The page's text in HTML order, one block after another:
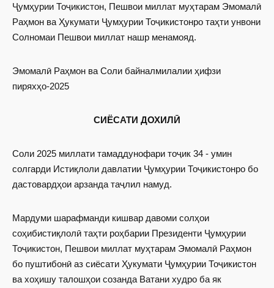
Ҷумҳурии Тоҷикистон, Пешвои миллат муҳтарам Эмомалӣ
Раҳмон ва Ҳукумати Ҷумҳурии Тоҷикистонро таҳти унвони
Солномаи Пешвои миллат нашр менамояд.
Эмомалӣ Раҳмон ва Соли байналмилалии ҳифзи
пиряхҳо-2025
СИЁСАТИ ДОХИЛӢ
Соли 2025 миллати тамаддунофари тоҷик 34 - умин
солгарди Истиқлоли давлатии Ҷумҳурии Тоҷикистонро бо
дастовардҳои арзанда таҷлил намуд.
Мардуми шарафманди кишвар давоми солҳои
соҳибистиқлолӣ таҳти роҳбарии Президенти Ҷумҳурии
Тоҷикистон, Пешвои миллат муҳтарам Эмомалӣ Раҳмон
бо пуштибонӣ аз сиёсати Ҳукумати Ҷумҳурии Тоҷикистон
ва хоҳишу талошҳои созанда Ватани худро ба як